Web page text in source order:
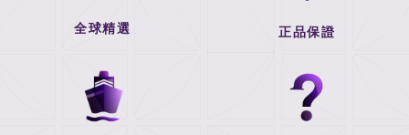
全球精選 正品保證